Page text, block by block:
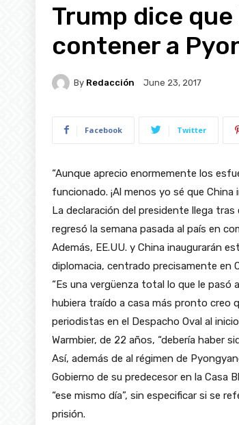
Trump dice
contener a
By Redacción June 23, 2017
Facebook Twitter
“Aunque aprecio enormemente los
funcionado. ¡Al menos yo sé que
La declaración del presidente llega
regresó la semana pasada al país en
Además, EE.UU. y China inaugurarán
diplomacia, centrado precisamente en
“Es una vergüenza total lo que le pasó
hubiera traído a casa más pronto creo
periodistas en el Despacho Oval al
Warmbier, de 22 años, “debería haber
Así, además de al régimen de
Gobierno de su predecesor en la Casa
“ese mismo día”, sin especificar si se
prisión.